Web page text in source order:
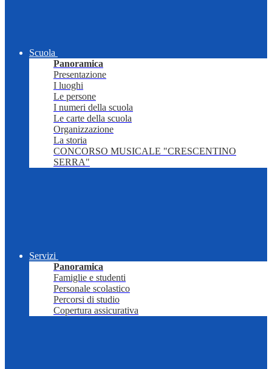
Scuola
Panoramica
Presentazione
I luoghi
Le persone
I numeri della scuola
Le carte della scuola
Organizzazione
La storia
CONCORSO MUSICALE "CRESCENTINO
SERRA"
Servizi
Panoramica
Famiglie e studenti
Personale scolastico
Percorsi di studio
Copertura assicurativa